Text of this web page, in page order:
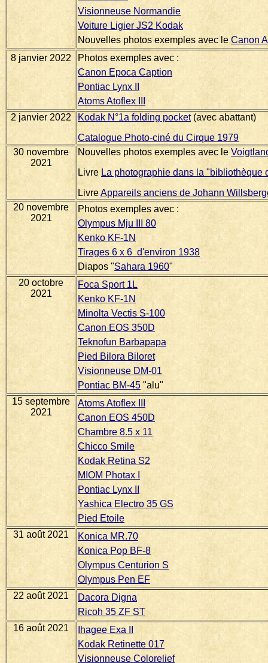
Visionneuse Normandie
Voiture Ligier JS2 Kodak
Nouvelles photos exemples avec le Canon
8 janvier 2022
Photos exemples avec :
Canon Epoca Caption
Pontiac Lynx II
Atoms Atoflex III
2 janvier 2022
Kodak N°1a folding pocket(avec abattant)
Catalogue Photo-ciné du Cirque 1979
30 novembre
2021
Nouvelles photos exemples avec le
Livre La photographie dans la "bibliothèque
LivreAppareils anciens de Johann
20 novembre
2021
Photos exemples avec :
Olympus Mju III 80
Kenko KF-1N
Tirages 6 x 6 d'environ 1938
Diapos "Sahara 1960"
20 octobre
2021
Foca Sport 1L
Kenko KF-1N
Minolta Vectis S-100
Canon EOS 350D
Teknofun Barbapapa
Pied Bilora Biloret
Visionneuse DM-01
Pontiac BM-45 "alu"
15 septembre
2021
Atoms Atoflex III
Canon EOS 450D
Chambre 8.5 x 11
Chicco Smile
Kodak Retina S2
MIOM Photax I
Pontiac Lynx II
Yashica Electro 35 GS
Pied Etoile
31 août 2021
Konica MR.70
Konica Pop BF-8
Olympus Centurion S
Olympus Pen EF
22 août 2021
Dacora Digna
Ricoh 35 ZF ST
16 août 2021
Ihagee Exa II
Kodak Retinette 017
Visionneuse Colorelief